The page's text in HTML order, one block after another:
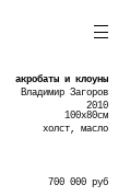
акробаты и клоуны
Владимир Загоров
2010
100x80см
холст, масло
700 000 руб